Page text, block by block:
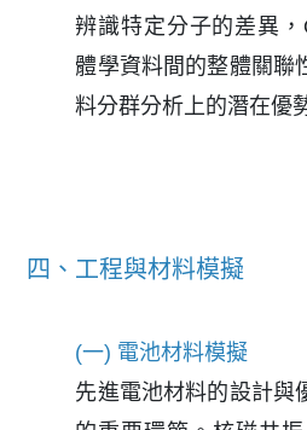
辨識特定分子的差異
體學資料間的整體關聯
料分群分析上的潛在優
四、工程與材料模擬
(一) 電池材料模擬
先進電池材料的設計與